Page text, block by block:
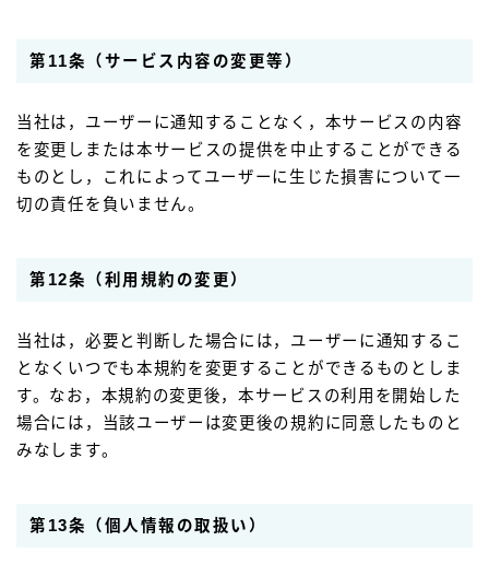
第11条（サービス内容の変更等）
当社は，ユーザーに通知することなく，本サービスの内容
を変更しまたは本サービスの提供を中止することができる
ものとし，これによってユーザーに生じた損害について一
切の責任を負いません。
第12条（利用規約の変更）
当社は，必要と判断した場合には，ユーザーに通知するこ
となくいつでも本規約を変更することができるものとしま
す。なお，本規約の変更後，本サービスの利用を開始した
場合には，当該ユーザーは変更後の規約に同意したものと
みなします。
第13条（個人情報の取扱い）